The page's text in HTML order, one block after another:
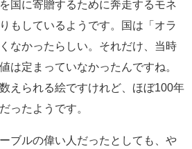
国に寄贈するために奔走するモネ
もしているようです。国は「オラ
なかったらしい。それだけ、当時
は定まっていなかったんですね。
えられる絵ですけれど、ほぼ100年
ったようです。
ブルの偉い人だったとしても、や